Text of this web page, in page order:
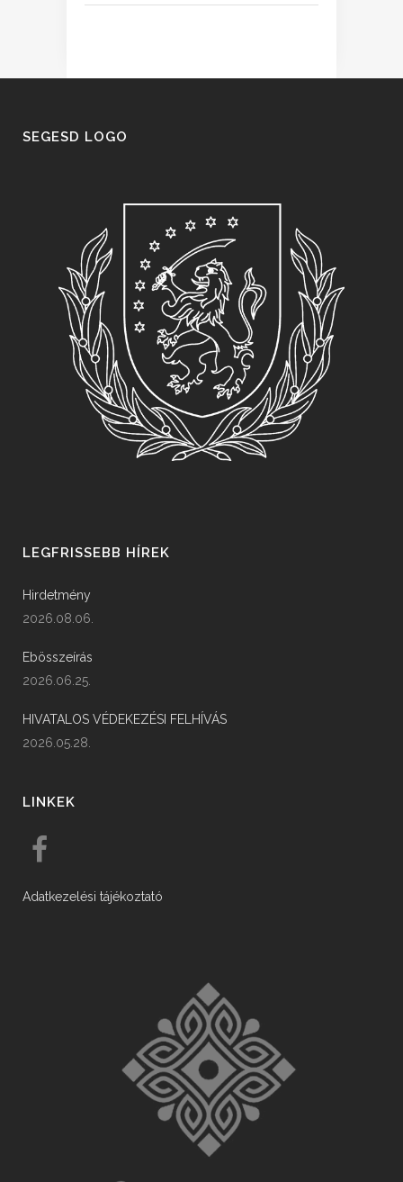
SEGESD LOGO
LEGFRISSEBB HÍREK
Hirdetmény
2026.08.06.
Ebösszeírás
2026.06.25.
HIVATALOS VÉDEKEZÉSI FELHÍVÁS
2026.05.28.
LINKEK
Adatkezelési tájékoztató